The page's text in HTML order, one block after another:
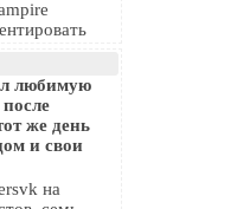
Комментировать
любимую
же день
и свои